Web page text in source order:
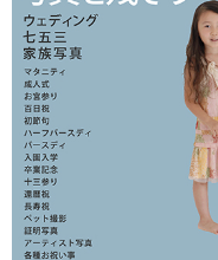
ナイフ等の刃物類やエアガ
その他主催者が不適切と判
了承くださいませ。
2025-07-06
【販売会開始のお知らせ
運動会の写真の販売会をアッ
2025年7月6日～20日
の間、公開、販売しており